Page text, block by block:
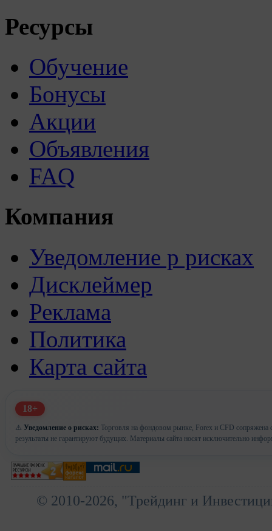
Ресурсы
Обучение
Бонусы
Акции
Объявления
FAQ
Компания
Уведомление р рисках
Дисклеймер
Реклама
Политика
Карта сайта
18+
⚠️ Уведомление о рисках: Торговля на фондовом рынке, Forex и CFD сопряжена
результаты не гарантируют будущих. Материалы сайта носят исключительно
© 2010-2026, "Трейдинг и